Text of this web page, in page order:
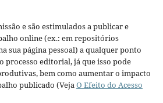
e são estimulados a publicar e
online (ex.: em repositórios
sua página pessoal) a qualquer ponto
processo editorial, já que isso pode
bem como aumentar o impacto
publicado (VejaO Efeito do Acesso